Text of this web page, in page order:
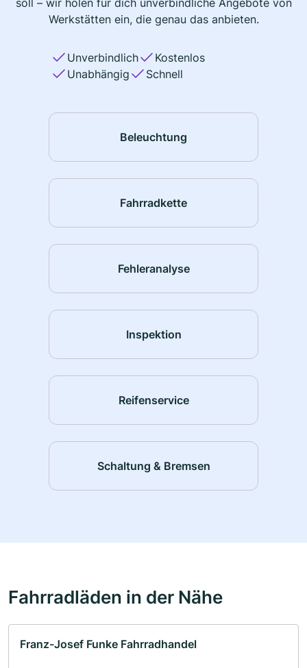
soll – wir holen für dich unverbindliche Angebote von
Werkstätten ein, die genau das anbieten.
Unverbindlich
Kostenlos
Unabhängig
Schnell
Beleuchtung
Fahrradkette
Fehleranalyse
Inspektion
Reifenservice
Schaltung & Bremsen
Fahrradläden in der Nähe
Franz-Josef Funke Fahrradhandel